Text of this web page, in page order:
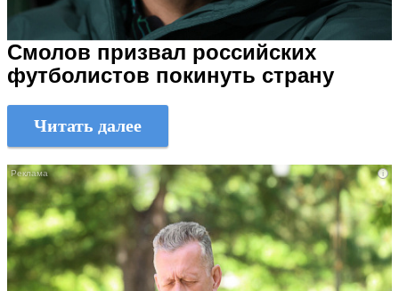
Смолов призвал российских
футболистов покинуть страну
Читать далее
i